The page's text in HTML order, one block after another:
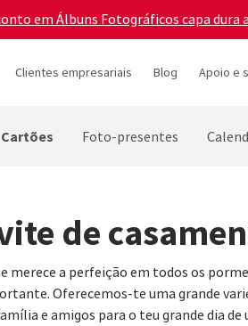
em Álbuns Fotográficos capa dura
Clientes empresariais Blog Apoio e
Cartões Foto-presentes
de
a perfeição em todos os
Oferecemos-te uma grande
e amigos para o teu grande dia de